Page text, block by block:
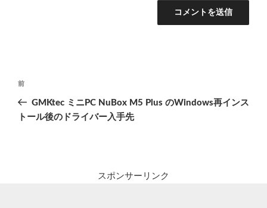
投
ナ
前
の
投
前
GMKtec ミニPC NuBox M5 Plus のWindows再インス
トール後のドライバー入手先
スポンサーリンク